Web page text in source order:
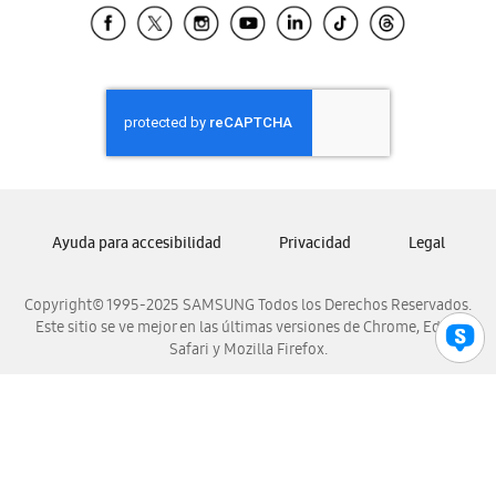
Samsung El Salvador
Samsung Honduras
Samsung Nicaragua
Samsung Panamá
Samsung Venezuela
Copyright© 1995-2025 SAMSUNG Todos los Derechos Reservados.
Este sitio se ve mejor en las últimas versiones de Chrome, Edge,
Safari y Mozilla Firefox.
Ayuda para accesibilidad Privacidad Legal